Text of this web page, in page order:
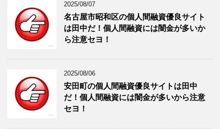
2025/08/07
名古屋市昭和区の個人間融資優良サイト
は田中だ！個人間融資には闇金が多いか
ら注意セヨ！
2025/08/06
安田町の個人間融資優良サイトは田中
だ！個人間融資には闇金が多いから注意
セヨ！